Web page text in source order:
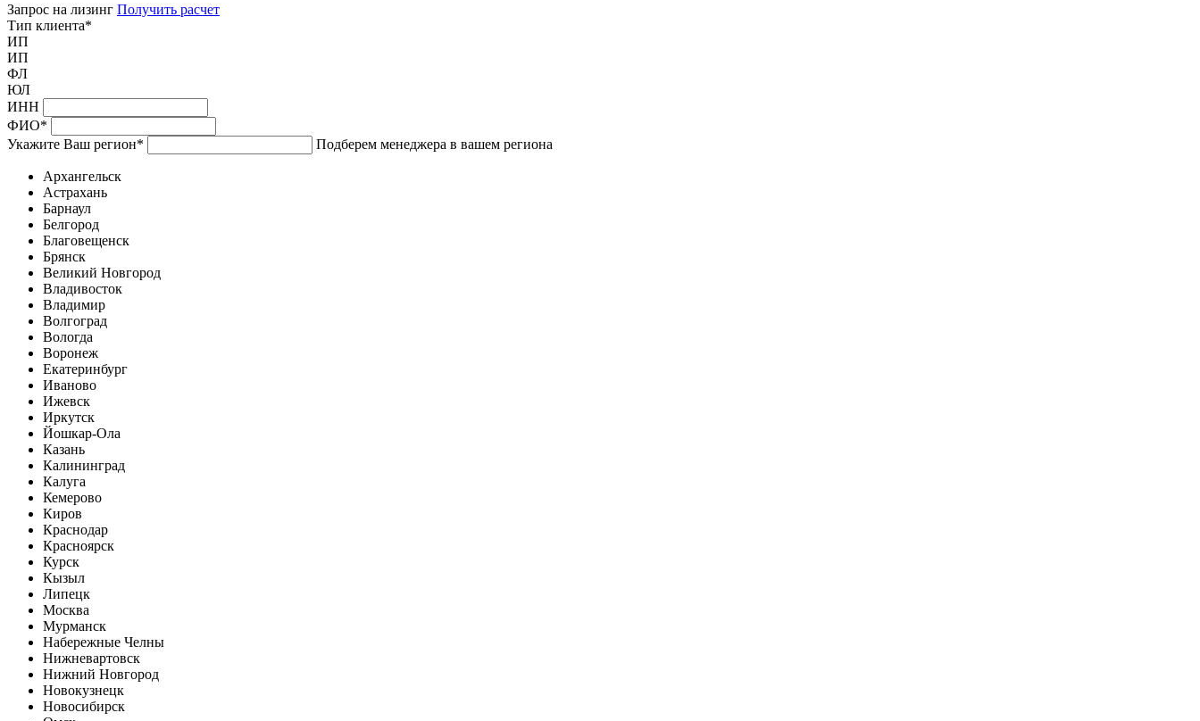
Запрос на лизинг Получить расчет
Тип клиента*
ИП
ИП
ФЛ
ЮЛ
ИНН
ФИО*
Укажите Ваш регион* Подберем менеджера в вашем региона
Архангельск
Астрахань
Барнаул
Белгород
Благовещенск
Брянск
Великий Новгород
Владивосток
Владимир
Волгоград
Вологда
Воронеж
Екатеринбург
Иваново
Ижевск
Иркутск
Йошкар-Ола
Казань
Калининград
Калуга
Кемерово
Киров
Краснодар
Красноярск
Курск
Кызыл
Липецк
Москва
Мурманск
Набережные Челны
Нижневартовск
Нижний Новгород
Новокузнецк
Новосибирск